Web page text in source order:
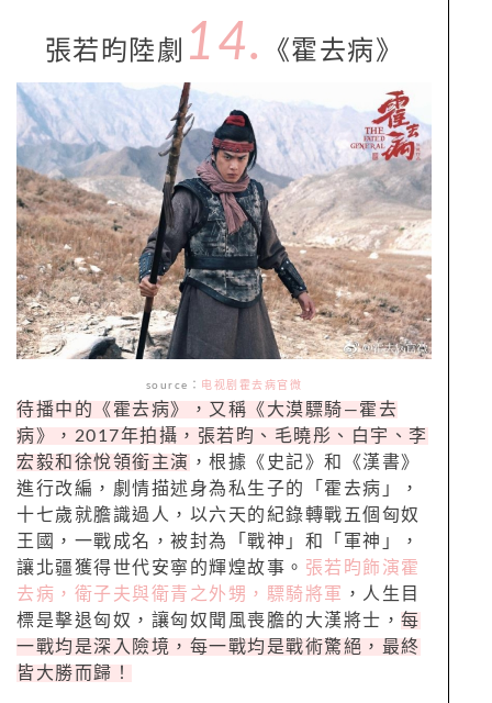
張若昀陸劇 14. 《霍去病》
source ： 电视剧霍去病官微
待播中的《霍去病》，又稱《大漠驃騎—霍去
病》， 2017年拍攝，張若昀、毛曉彤、白宇、李
宏毅和徐悅領銜主演 ，根據《史記》和《漢書》
進行改編，劇情描述身為私生子的「霍去病」，
十七歲就膽識過人，以六天的紀錄轉戰五個匈奴
王國，一戰成名，被封為「戰神」和「軍神」，
讓北疆獲得世代安寧的輝煌故事。 張若昀飾演霍
去病，衛子夫與衛青之外甥，驃騎將軍 ，人生目
標是擊退匈奴，讓匈奴聞風喪膽的大漢將士， 每
一戰均是深入險境，每一戰均是戰術驚絕，最終
皆大勝而歸！